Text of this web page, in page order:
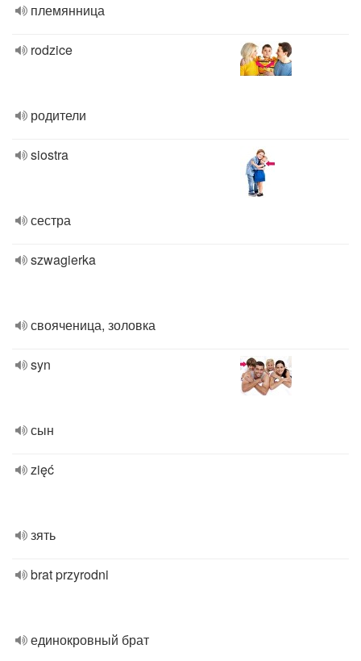
племянница
rodzice
родители
siostra
сестра
szwagierka
свояченица, золовка
syn
сын
zięć
зять
brat przyrodni
единокровный брат